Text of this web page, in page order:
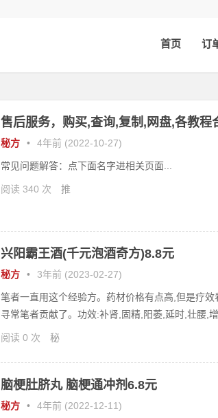
首页 订
售后服务，购买,查询,复制,网盘,各教程
秘方 • 4年前 (2022-10-27)
常见问题解答：点下面名字进相关页面...
阅读 340 次 推
​兴阳霸王酒(千元泡酒奇方)8.8元
秘方 • 3年前 (2023-02-27)
笔者一直用这个经验方。药材价格有点高,但是疗
寻常笔者贡献了。功效:补肾,固精,阳萎,延时,壮腰,增
阅读 0 次 秘
脑梗肚脐丸 脑梗通冲剂6.8元
秘方 • 4年前 (2022-12-11)